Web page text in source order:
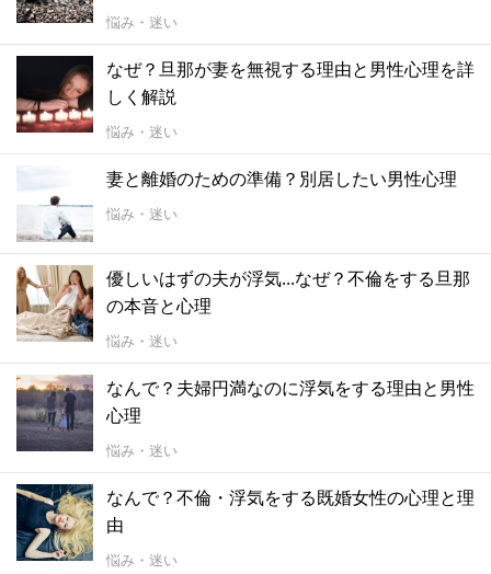
悩み・迷い
なぜ？旦那が妻を無視する理由と男性心理を詳
しく解説
悩み・迷い
妻と離婚のための準備？別居したい男性心理
悩み・迷い
優しいはずの夫が浮気...なぜ？不倫をする旦那
の本音と心理
悩み・迷い
なんで？夫婦円満なのに浮気をする理由と男性
心理
悩み・迷い
なんで？不倫・浮気をする既婚女性の心理と理
由
悩み・迷い